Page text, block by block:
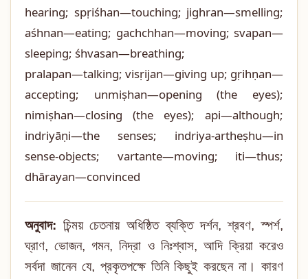
hearing; spṛiśhan—touching; jighran—smelling;
aśhnan—eating; gachchhan—moving; svapan—
sleeping; śhvasan—breathing;
pralapan—talking; visṛijan—giving up; gṛihṇan—
accepting; unmiṣhan—opening (the eyes);
nimiṣhan—closing (the eyes); api—although;
indriyāṇi—the senses; indriya-artheṣhu—in
sense-objects; vartante—moving; iti—thus;
dhārayan—convinced
অনুবাদ: চিন্ময় চেতনায় অধিষ্ঠিত ব্যক্তি দর্শন, শ্রবণ, স্পর্শ,
ঘ্রাণ, ভোজন, গমন, নিদ্রা ও নিঃশ্বাস, আদি ক্রিয়া করেও
সর্বদা জানেন যে, প্রকৃতপক্ষে তিনি কিছুই করছেন না। কারণ